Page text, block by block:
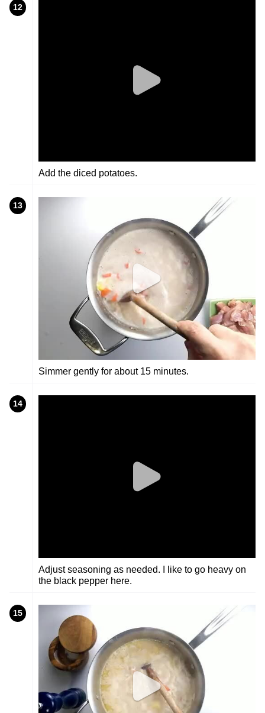
12
Add the diced potatoes.
13
Simmer gently for about 15 minutes.
14
Adjust seasoning as needed. I like to go heavy on
the black pepper here.
15